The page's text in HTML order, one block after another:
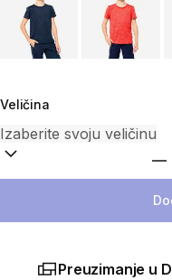
Veličina
Preuzimanje u